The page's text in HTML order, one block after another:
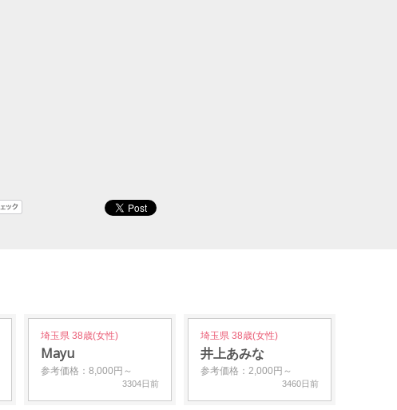
埼玉県 38歳(女性)
Mayu
参考価格：8,000円～
3304日前
埼玉県 38歳(女性)
井上あみな
参考価格：2,000円～
3460日前